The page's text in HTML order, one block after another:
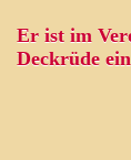
Er ist im
Deckrüde
mit Us